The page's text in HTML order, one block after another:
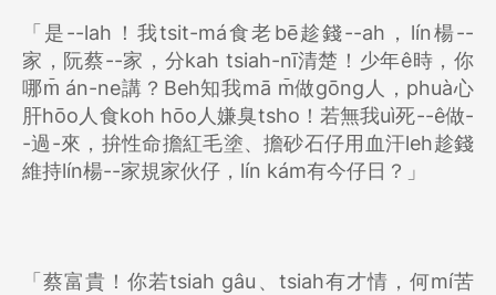
「是--lah！我tsit-má食老bē趁錢--ah，lín楊--
家，阮蔡--家，分kah tsiah-nī清楚！少年ê時，你
哪m̄ án-ne講？Beh知我mā m̄做gōng人，phuà心
肝hōo人食koh hōo人嫌臭tsho！若無我uì死--ê做-
-過-來，拚性命擔紅毛塗、擔砂石仔用血汗leh趁錢
維持lín楊--家規家伙仔，lín kám有今仔日？」
「蔡富貴！你若tsiah gâu、tsiah有才情，何mí苦